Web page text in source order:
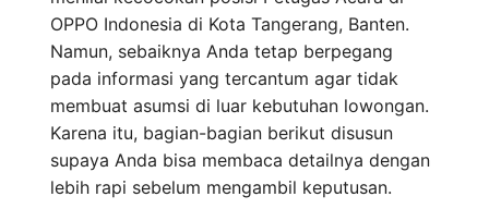
OPPO Indonesia di Kota Tangerang, Banten.
Namun, sebaiknya Anda tetap berpegang
pada informasi yang tercantum agar tidak
membuat asumsi di luar kebutuhan lowongan.
Karena itu, bagian-bagian berikut disusun
supaya Anda bisa membaca detailnya dengan
lebih rapi sebelum mengambil keputusan.